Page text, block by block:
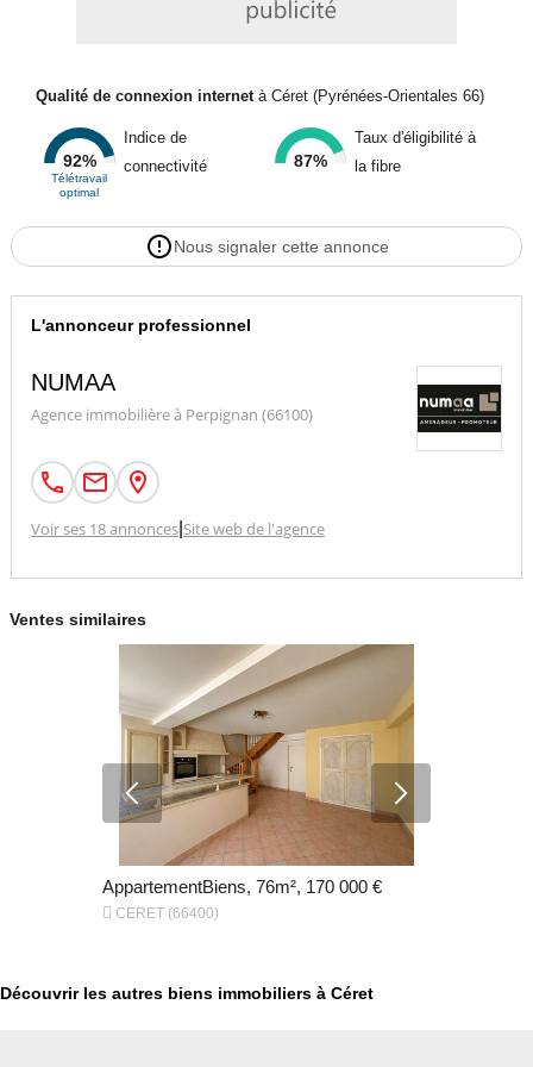
Qualité de connexion internetà Céret (Pyrénées-Orientales 66)
92%
Télétravail
optimal
Indice de
connectivité
87%
Taux d'éligibilité à
la fibre
Nous signaler cette annonce
L'annonceur professionnel
NUMAA
Agence immobilière à Perpignan (66100)
Voir ses 18 annonces| Site web de l'agence
Ventes similaires
AppartementBiens, 76m², 170 000 €
 CERET (66400)
Découvrir les autres biens immobiliers à Céret